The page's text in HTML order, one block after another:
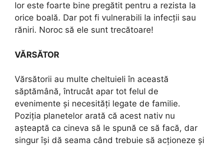
lor este foarte bine pregătit pentru a rezista la
orice boală. Dar pot fi vulnerabili la infecții sau
răniri. Noroc să ele sunt trecătoare!
VĂRSĂTOR
Vărsătorii au multe cheltuieli în această
săptămână, întrucât apar tot felul de
evenimente și necesități legate de familie.
Poziția planetelor arată că acest nativ nu
așteaptă ca cineva să le spună ce să facă, dar
singur își dă seama când trebuie să acționeze și